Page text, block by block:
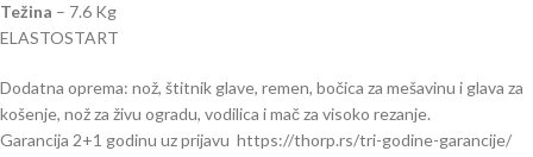
Težina – 7.6 Kg
ELASTOSTART
Dodatna oprema: nož, štitnik glave, remen, bočica za mešavinu i glava za
košenje, nož za živu ogradu, vodilica i mač za visoko rezanje.
Garancija 2+1 godinu uz prijavu https://thorp.rs/tri-godine-garancije/